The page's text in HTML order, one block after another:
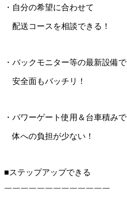
・自分の希望に合わせて
配送コースを相談できる！
・バックモニター等の最新設備で
安全面もバッチリ！
・パワーゲート使用＆台車積みで
体への負担が少ない！
■ステップアップできる
￣￣￣￣￣￣￣￣￣￣￣￣￣